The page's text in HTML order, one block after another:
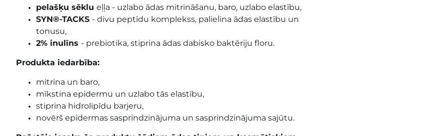
pelašķu sēklu eļļa - uzlabo ādas mitrināšanu, baro, uzlabo elastību,
SYN®-TACKS - divu peptīdu komplekss, palielina ādas elastību un
tonusu,
2% inulīns - prebiotika, stiprina ādas dabisko baktēriju floru.
Produkta iedarbība:
mitrina un baro,
mīkstina epidermu un uzlabo tās elastību,
stiprina hidrolipīdu barjeru,
novērš epidermas sasprindzinājuma un sasprindzinājuma sajūtu.